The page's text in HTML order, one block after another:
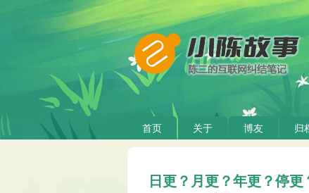
首页 关于 博友 归
日更？月更？年更？停更